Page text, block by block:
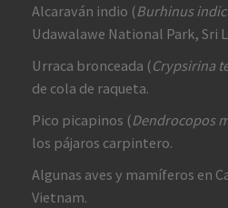
Alcaraván indio (Burhinus
Udawalawe National Park, Sri
Urraca bronceada (Crypsirina
de cola de raqueta.
Pico picapinos (Dendrocopos
los pájaros carpintero.
Algunas aves y mamíferos en
Vietnam.